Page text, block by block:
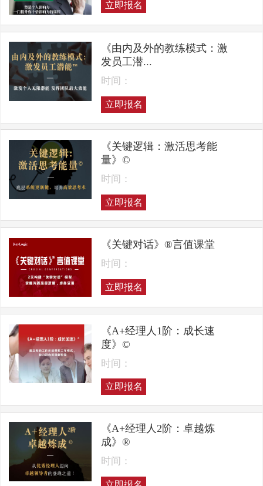
立即报名
《由内及外的教练模式：激
发员工潜...
时间：
立即报名
《关键逻辑：激活思考能
量》©
时间：
立即报名
《关键对话》®言值课堂
时间：
立即报名
《A+经理人1阶：成长速
度》©
时间：
立即报名
《A+经理人2阶：卓越炼
成》®
时间：